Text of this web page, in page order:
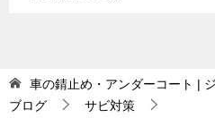
車の錆止め・アンダーコート |
ブログ
サビ対策